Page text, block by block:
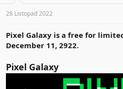
t
u
28 Listopad 2022
Pixel Galaxy is a free for
December 11, 2922.
Pixel Galaxy